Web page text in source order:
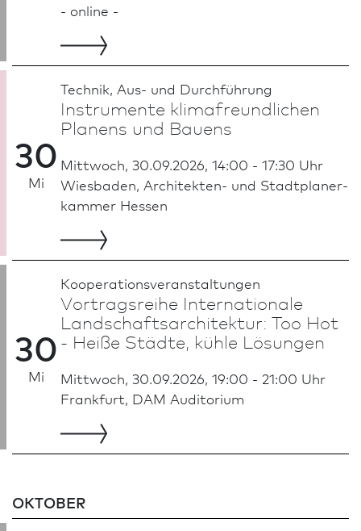
- online -
30
Mi
Technik, Aus- und Durch­führung
Instrumente klimafreundlichen
Planens und Bauens
Mittwoch, 30.09.2026, 14:00 - 17:30 Uhr
Wies­ba­den, Architekten- und Stadt­planer­
kammer Hessen
30
Mi
Kooperationsveranstaltungen
Vortragsreihe Internationale
Land­schafts­architektur: Too Hot
- Heiße Städte, kühle Lösungen
Mittwoch, 30.09.2026, 19:00 - 21:00 Uhr
Frank­furt, DAM Auditorium
OKTOBER